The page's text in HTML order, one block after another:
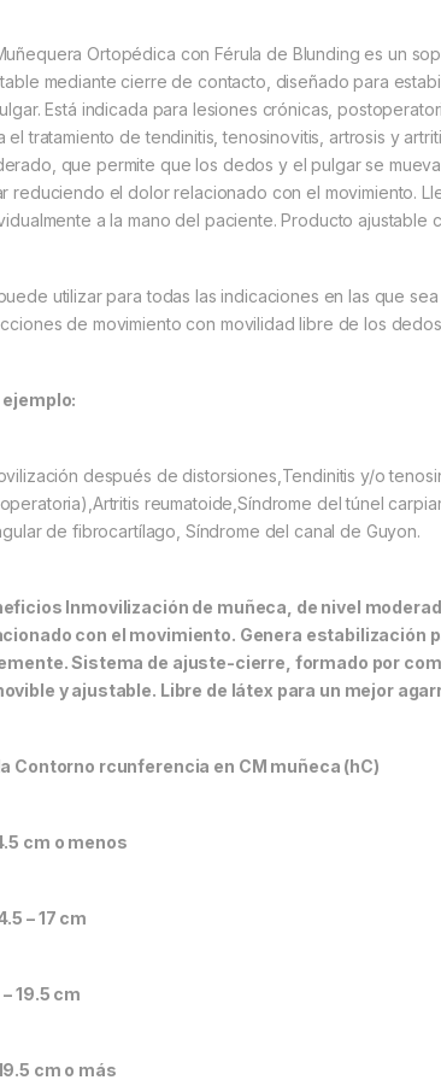
Ortopédica con Férula de Blunding es un
mediante cierre de contacto, diseñado para
Está indicada para lesiones crónicas,
el tratamiento de tendinitis, tenosinovitis, artrosis y
que permite que los dedos y el pulgar se
reduciendo el dolor relacionado con el movimiento.
a la mano del paciente. Producto ajustable
utilizar para todas las indicaciones en las que
de movimiento con movilidad libre de los
ejemplo:
después de distorsiones,Tendinitis y/o
reumatoide,Síndrome del túnel
de fibrocartílago, Síndrome del canal de Guyon.
Inmovilización de muñeca, de nivel
con el movimiento. Genera estabilización
Sistema de ajuste-cierre, formado por
y ajustable. Libre de látex para un mejor
Contorno rcunferencia en CM muñeca (hC)
cm o menos
– 17 cm
– 19.5 cm
cm o más